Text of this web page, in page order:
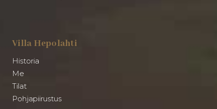
Villa Hepolahti
Historia
Me
Tilat
Pohjapiirustus